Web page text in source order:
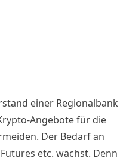
einer Regionalbank
Angebote für die
Der Bedarf an
etc. wächst. Denn